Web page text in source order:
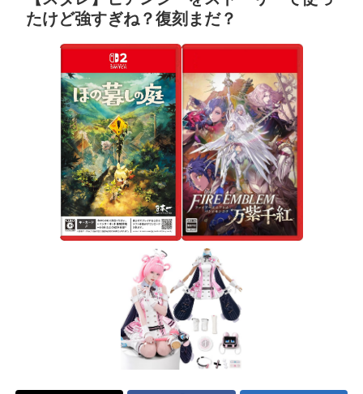
たけど強すぎね？復刻まだ？